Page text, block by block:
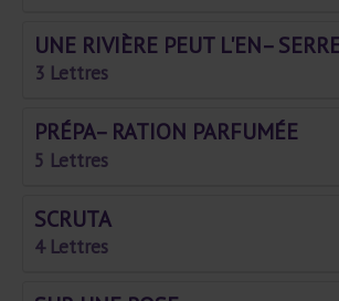
UNE RIVIÈRE PEUT L'EN–
3 Lettres
PRÉPA– RATION PARFUMÉE
5 Lettres
SCRUTA
4 Lettres